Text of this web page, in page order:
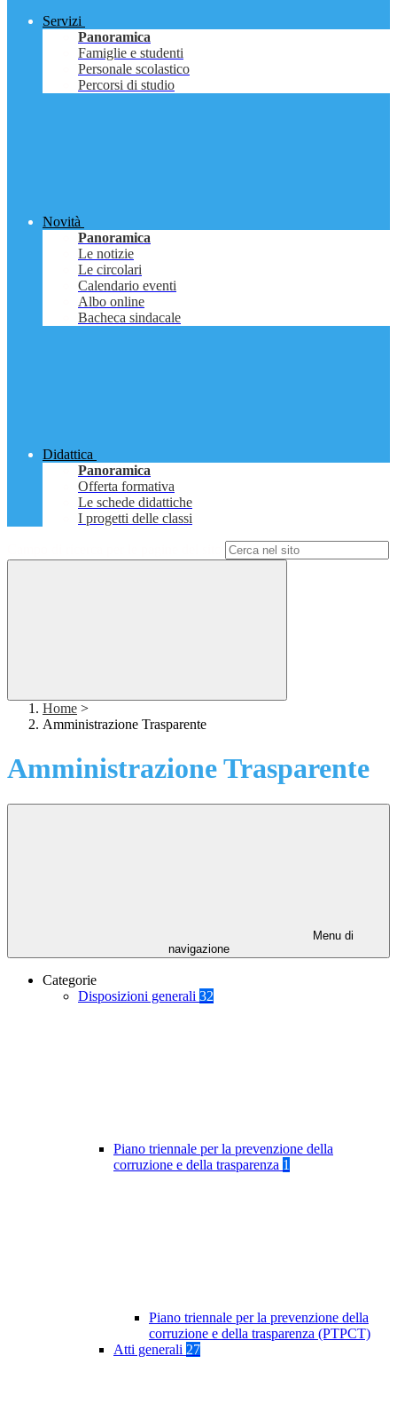
Servizi
Panoramica
Famiglie e studenti
Personale scolastico
Percorsi di studio
Novità
Panoramica
Le notizie
Le circolari
Calendario eventi
Albo online
Bacheca sindacale
Didattica
Panoramica
Offerta formativa
Le schede didattiche
I progetti delle classi
Home >
Amministrazione Trasparente
Amministrazione Trasparente
Menu di
navigazione
Categorie
Disposizioni generali 32
Piano triennale per la prevenzione della
corruzione e della trasparenza 1
Piano triennale per la prevenzione della
corruzione e della trasparenza (PTPCT)
Atti generali 27